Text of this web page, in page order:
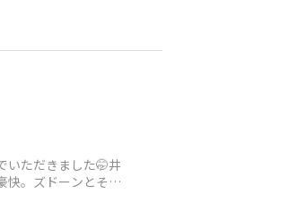
いただきました🤭井
快。ズドーンとそび